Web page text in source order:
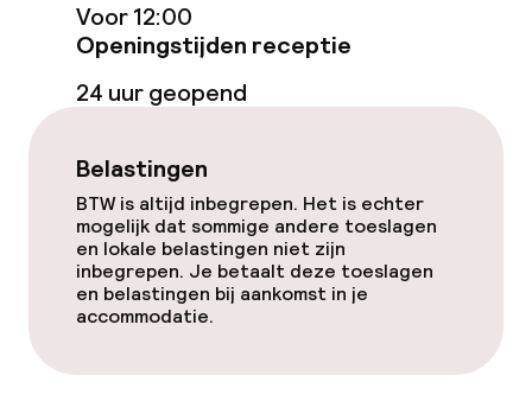
Tuin
Terras
Eet- en drinkgelegenheden
Restaurant
Bar
Voor 12:00
Openingstijden receptie
24 uur geopend
Belastingen
BTW is altijd inbegrepen. Het is echter
mogelijk dat sommige andere toeslagen
en lokale belastingen niet zijn
inbegrepen. Je betaalt deze toeslagen
en belastingen bij aankomst in je
accommodatie.